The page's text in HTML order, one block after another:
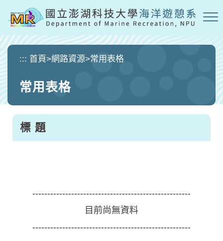
要
內
容
區
塊
::: 首頁>網路資源>常用表格
常用表格
標 題
-----------------------------------------------------
目前尚無資料
-----------------------------------------------------